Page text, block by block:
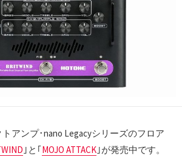
トアンプ･nano Legacyシリーズのフロア
｣と｢MOJO ATTACK ｣が発売中です。